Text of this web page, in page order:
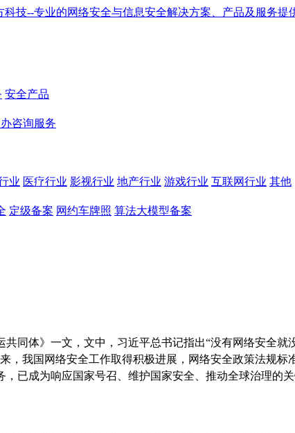
安全产品
咨询服务
业 医疗行业 影视行业 地产行业 游戏行业 互联网行业 其他
定级备案 网约车牌照 算法大模型备案
同体》一文，文中，习近平总书记指出“没有网络安全
，我国网络安全工作取得积极进展，网络安全政策法规
已成为响应国家号召、维护国家安全、推动全球治理的关